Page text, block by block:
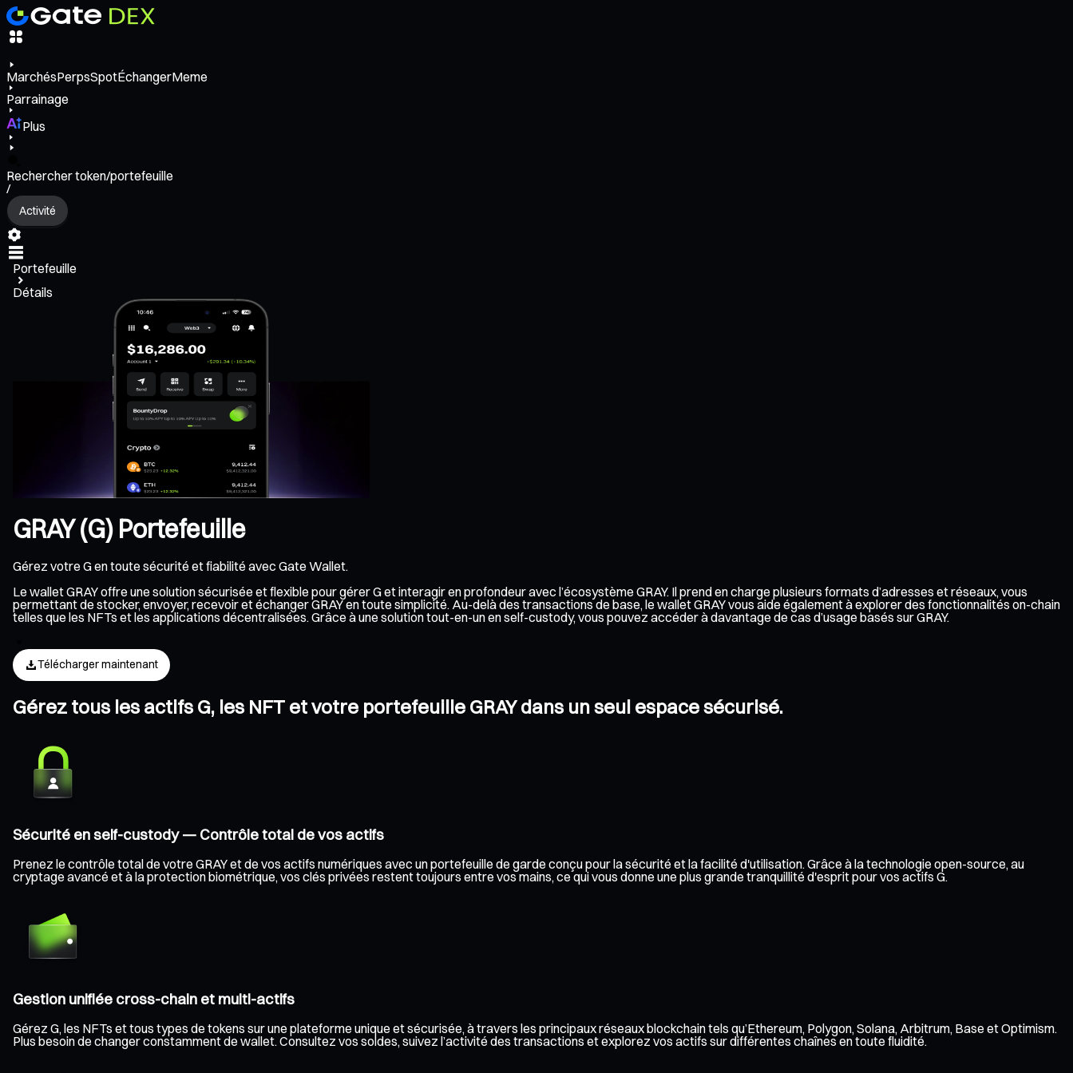
MarchésPerpsSpotÉchangerMeme
Parrainage
Plus
Rechercher token/portefeuille
/
Activité
Portefeuille
Détails
GRAY (G) Portefeuille
Gérez votre G en toute sécurité et fiabilité avec Gate Wallet.
Le wallet GRAY offre une solution sécurisée et flexible pour gérer G et interagir en profondeur avec l’écosystème GRAY. Il prend en charge plusieurs formats d’adresses et réseaux, vous
permettant de stocker, envoyer, recevoir et échanger GRAY en toute simplicité. Au-delà des transactions de base, le wallet GRAY vous aide également à explorer des fonctionnalités on-chain
telles que les NFTs et les applications décentralisées. Grâce à une solution tout-en-un en self-custody, vous pouvez accéder à davantage de cas d’usage basés sur GRAY.
Télécharger maintenant
Gérez tous les actifs G, les NFT et votre portefeuille GRAY dans un seul espace sécurisé.
Sécurité en self-custody — Contrôle total de vos actifs
Prenez le contrôle total de votre GRAY et de vos actifs numériques avec un portefeuille de garde conçu pour la sécurité et la facilité d'utilisation. Grâce à la technologie open-source, au
cryptage avancé et à la protection biométrique, vos clés privées restent toujours entre vos mains, ce qui vous donne une plus grande tranquillité d'esprit pour vos actifs G.
Gestion unifiée cross-chain et multi-actifs
Gérez G, les NFTs et tous types de tokens sur une plateforme unique et sécurisée, à travers les principaux réseaux blockchain tels qu’Ethereum, Polygon, Solana, Arbitrum, Base et Optimism.
Plus besoin de changer constamment de wallet. Consultez vos soldes, suivez l’activité des transactions et explorez vos actifs sur différentes chaînes en toute fluidité.